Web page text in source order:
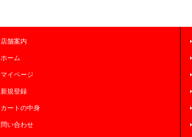
店舗案内
ホーム
マイページ
新規登録
カートの中身
問い合わせ